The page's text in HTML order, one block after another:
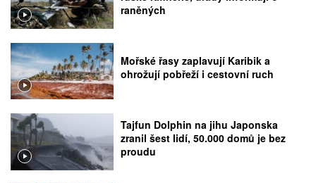
raněných
Mořské řasy zaplavují Karibik a
ohrožují pobřeží i cestovní ruch
Tajfun Dolphin na jihu Japonska
zranil šest lidí, 50.000 domů je bez
proudu